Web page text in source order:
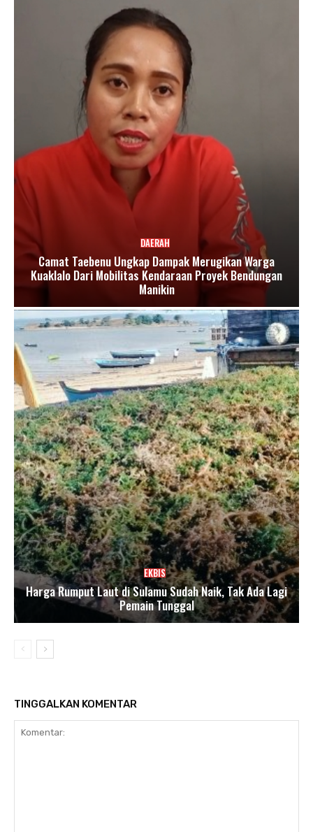
DAERAH
Camat Taebenu Ungkap Dampak Merugikan Warga
Kuaklalo Dari Mobilitas Kendaraan Proyek Bendungan
Manikin
EKBIS
Harga Rumput Laut di Sulamu Sudah Naik, Tak Ada Lagi
Pemain Tunggal
TINGGALKAN KOMENTAR